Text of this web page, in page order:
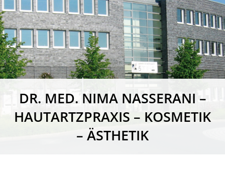
DR. MED. NIMA NASSERANI –
HAUTARTZPRAXIS – KOSMETIK
– ÄSTHETIK